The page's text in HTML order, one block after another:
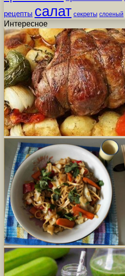
рецепты салат секреты слоеный
Интересное